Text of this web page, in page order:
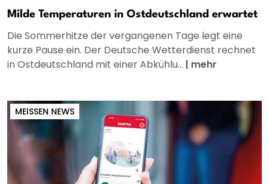
Milde Temperaturen in Ostdeutschland erwartet
Die Sommerhitze der vergangenen Tage legt eine
kurze Pause ein. Der Deutsche Wetterdienst rechnet
in Ostdeutschland mit einer Abkühlu... | mehr
MEISSEN NEWS